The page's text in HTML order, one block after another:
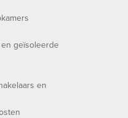
geïsoleerde
en